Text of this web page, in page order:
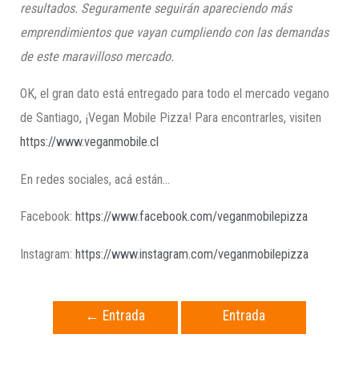
resultados. Seguramente seguirán apareciendo más
emprendimientos que vayan cumpliendo con las demandas
de este maravilloso mercado.
OK, el gran dato está entregado para todo el mercado vegano
de Santiago, ¡Vegan Mobile Pizza! Para encontrarles, visiten
https://www.veganmobile.cl
En redes sociales, acá están…
Facebook: https://www.facebook.com/veganmobilepizza
Instagram:https://www.instagram.com/veganmobilepizza
← Entrada
Entrada